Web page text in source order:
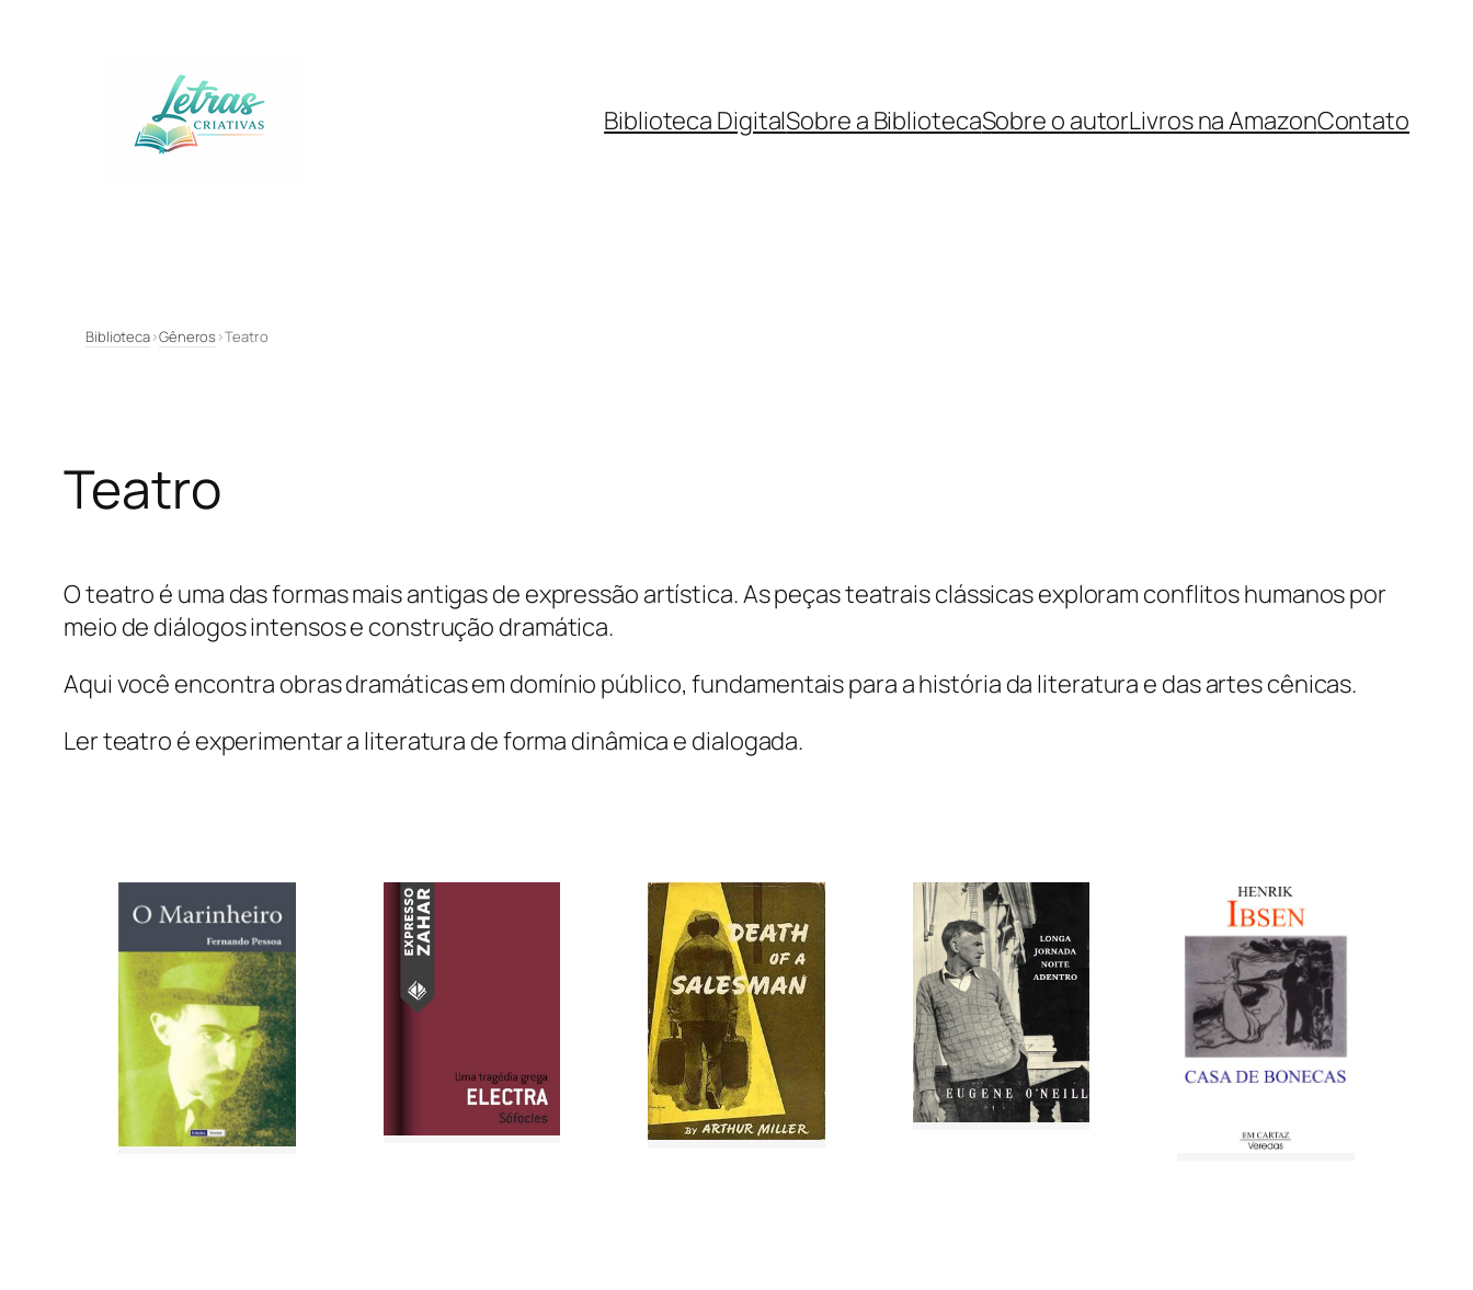
Biblioteca DigitalSobre a BibliotecaSobre o autorLivros na AmazonContato
Biblioteca›Gêneros›Teatro
Teatro
O teatro é uma das formas mais antigas de expressão artística. As peças teatrais clássicas exploram conflitos humanos por
meio de diálogos intensos e construção dramática.
Aqui você encontra obras dramáticas em domínio público, fundamentais para a história da literatura e das artes cênicas.
Ler teatro é experimentar a literatura de forma dinâmica e dialogada.